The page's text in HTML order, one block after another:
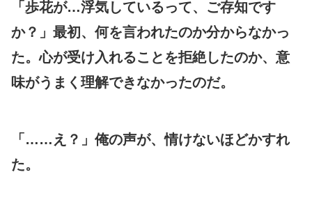
「歩花が…浮気しているって、ご存知です
か？」最初、何を言われたのか分からなかっ
た。心が受け入れることを拒絶したのか、意
味がうまく理解できなかったのだ。
「……え？」俺の声が、情けないほどかすれ
た。